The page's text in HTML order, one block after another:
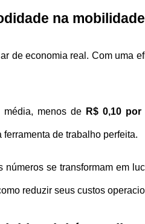
na
de economia real. Com uma
média, menos de R$ 0,10
de trabalho perfeita.
números se transformam em
reduzir seus custos